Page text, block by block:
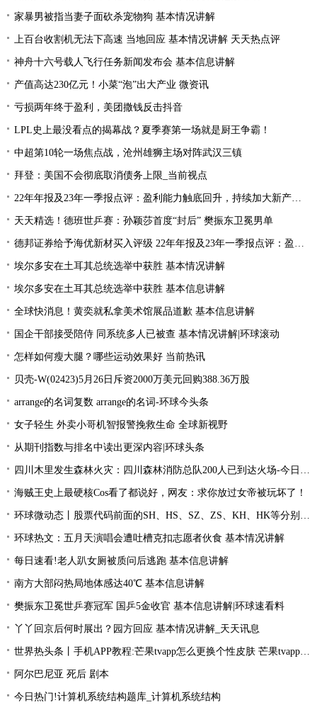
家暴男被指当妻子面砍杀宠物狗 基本情况讲解
上百台收割机无法下高速 当地回应 基本情况讲解 天天热点评
神舟十六号载人飞行任务新闻发布会 基本信息讲解
产值高达230亿元！小菜“泡”出大产业 微资讯
亏损两年终于盈利，美团撒钱反击抖音
LPL史上最没看点的揭幕战？夏季赛第一场就是厨王争霸！
中超第10轮一场焦点战，沧州雄狮主场对阵武汉三镇
拜登：美国不会彻底取消债务上限_当前视点
22年年报及23年一季报点评：盈利能力触底回升，持续加大新产品研发
天天精选！德班世乒赛：孙颖莎首度“封后” 樊振东卫冕男单
德邦证券给予海优新材买入评级 22年年报及23年一季报点评：盈利能力触底回升 持续加大新产品研发
埃尔多安在土耳其总统选举中获胜 基本情况讲解
埃尔多安在土耳其总统选举中获胜 基本信息讲解
全球快消息！黄奕就私拿美术馆展品道歉 基本信息讲解
国企干部接受陪侍 同系统多人已被查 基本情况讲解|环球滚动
怎样如何瘦大腿？哪些运动效果好 当前热讯
贝壳-W(02423)5月26日斥资2000万美元回购388.36万股
arrange的名词复数 arrange的名词-环球今头条
女子轻生 外卖小哥机智报警挽救生命 全球新视野
从期刊指数与排名中读出更深内容|环球头条
四川木里发生森林火灾：四川森林消防总队200人已到达火场-今日关注
海贼王史上最硬核Cos看了都说好，网友：求你放过女帝被玩坏了！
环球微动态丨股票代码前面的SH、HS、SZ、ZS、KH、HK等分别是什么意思？
环球热文：五月天演唱会遭吐槽克扣志愿者伙食 基本情况讲解
每日速看!老人趴女厕被质问后逃跑 基本信息讲解
南方大部闷热局地体感达40℃ 基本信息讲解
樊振东卫冕世乒赛冠军 国乒5金收官 基本信息讲解|环球速看料
丫丫回京后何时展出？园方回应 基本情况讲解_天天讯息
世界热头条丨手机APP教程:芒果tvapp怎么更换个性皮肤 芒果tvapp更换个性皮肤的方法
阿尔巴尼亚 死后 剧本
今日热门!计算机系统结构题库_计算机系统结构